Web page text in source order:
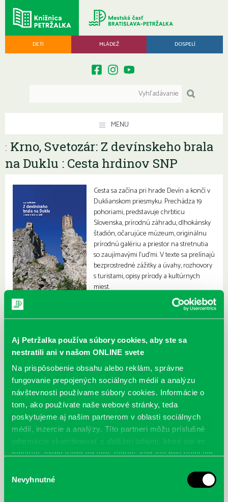
Aj Petržalka používa súbory cookies, aby ste sa
nestratili ani v našom ONLINE svete
Na prispôsobenie obsahu alebo reklám, správne
fungovanie prepojených sociálnych médií a analýzu
návštevnosti používame súbory cookies. Informácie o
tom, ako používate naše webové stránky, teda
poskytujeme aj našim partnerom v oblasti sociálnych
médií, inzercie a analýzy. Títo partneri môžu príslušné
informácie skombinovať s ďalšími údajmi, ktoré ste im
poskytli, alebo ktoré od vás získali, keď ste používali ich
súhlasu
Nevyhnutné
DETI MLÁDEŽ DOSPELÍ
MENU
: Krno, Svetozár: Z devínskeho brala
na Duklu : Cesta hrdinov SNP
Cesta sa začína pri hrade Devín a končí v
Duklianskom priesmyku. Prechádza 19
pohoriami, predstavuje chrbticu
Slovenska, prírodnú záhradu, dlhokánsky
štadión, očarujúce múzeum, originálnu
prírodnú galériu a priestor na stretnutia
so zaujímavými ľuďmi. V texte sa prelínajú
bezprostredné zážitky a úvahy, rozhovory
s turistami, opisy prírody a kultúrnych
miest.